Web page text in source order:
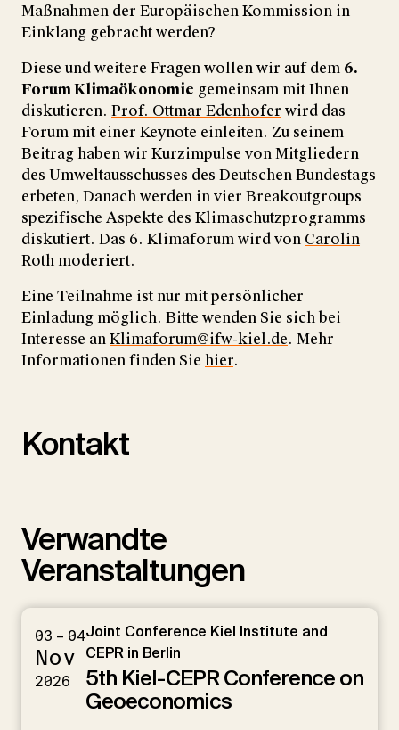
Maßnahmen der Europäischen Kommission in
Einklang gebracht werden?
Diese und weitere Fragen wollen wir auf dem 6.
Forum Klimaökonomie gemeinsam mit Ihnen
diskutieren. Prof. Ottmar Edenhofer wird das
Forum mit einer Keynote einleiten. Zu seinem
Beitrag haben wir Kurzimpulse von Mitgliedern
des Umweltausschusses des Deutschen Bundestags
erbeten, Danach werden in vier Breakoutgroups
spezifische Aspekte des Klimaschutzprogramms
diskutiert. Das 6. Klimaforum wird von Carolin
Roth moderiert.
Eine Teilnahme ist nur mit persönlicher
Einladung möglich. Bitte wenden Sie sich bei
Interesse anKlimaforum@ifw-kiel.de. Mehr
Informationen finden Sie hier.
Kontakt
Verwandte
Veranstaltungen
03 – 04
Nov
2026
Joint Conference Kiel Institute and
CEPR in Berlin
5th Kiel-CEPR Conference on
Geoeconomics